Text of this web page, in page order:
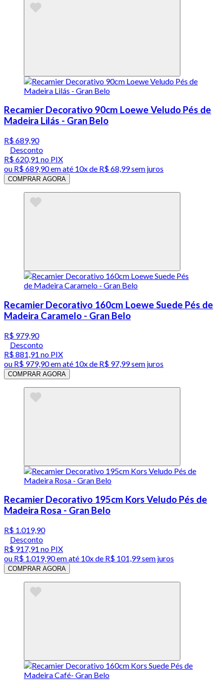
Recamier Decorativo 90cm Loewe Veludo Pés de
Madeira Lilás - Gran Belo
R$ 689,90
Desconto
R$ 620,91 no PIX
ou R$ 689,90em até 10x de R$ 68,99 sem juros
COMPRAR AGORA
Recamier Decorativo 160cm Loewe Suede Pés de
Madeira Caramelo - Gran Belo
R$ 979,90
Desconto
R$ 881,91 no PIX
ou R$ 979,90em até 10x de R$ 97,99 sem juros
COMPRAR AGORA
Recamier Decorativo 195cm Kors Veludo Pés de
Madeira Rosa - Gran Belo
R$ 1.019,90
Desconto
R$ 917,91 no PIX
ou R$ 1.019,90em até 10x de R$ 101,99 sem juros
COMPRAR AGORA